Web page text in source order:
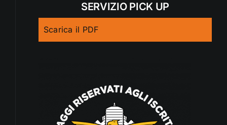
SERVIZIO PICK UP
Scarica il PDF